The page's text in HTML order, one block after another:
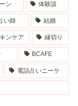
ン 体験談
い師 結婚
ンケア 縁切り
BCAFE
電話占いニーケ